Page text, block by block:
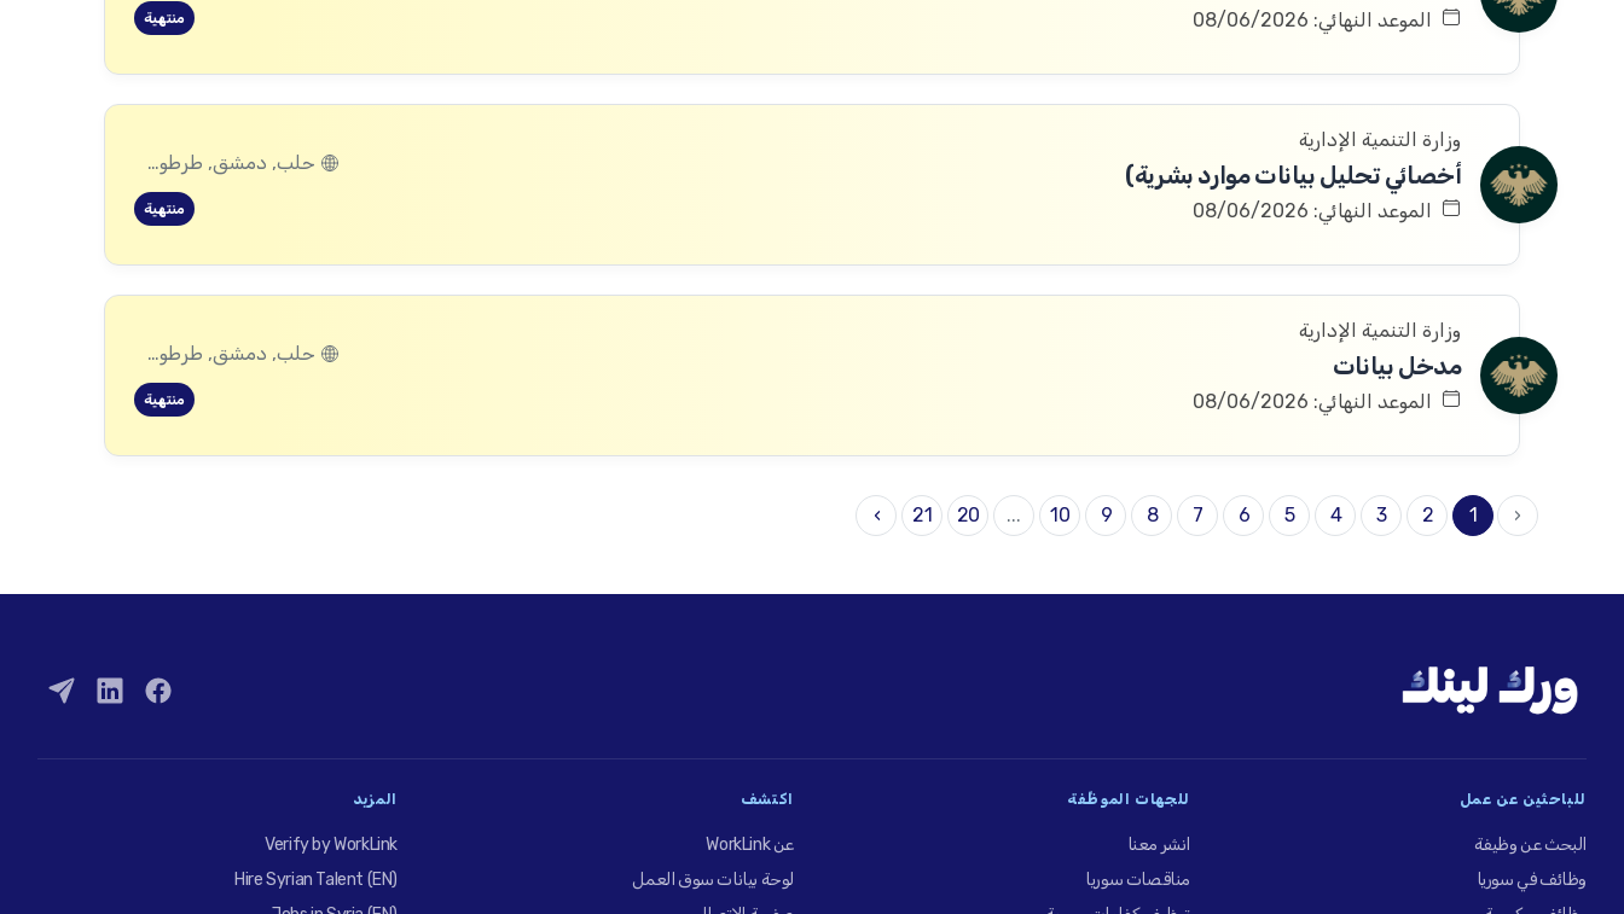
الموعد النهائي: 08/06/2026 منتهية
وزارة التنمية الإدارية
أخصائي تحليل بيانات موارد بشرية)
الموعد النهائي: 08/06/2026
حلب, دمشق, طرطوس, ريف دمشق, ديرالزور, درعا, إدلب, القنيطرة, اللاذقية, الرقة, حمص, الحسكة, حماة
منتهية
وزارة التنمية الإدارية
مدخل بيانات
الموعد النهائي: 08/06/2026
حلب, دمشق, طرطوس, ريف دمشق, ديرالزور, درعا, إدلب, القنيطرة, اللاذقية, الرقة, حمص, الحسكة, حماة
منتهية
‹
1
2
3
4
5
6
7
8
9
10
...
20
21
›
للباحثين عن عمل
البحث عن وظيفة
وظائف في سوريا
للجهات الموظِّفة
انشر معنا
مناقصات سوريا
اكتشف
عن WorkLink
لوحة بيانات سوق العمل
المزيد
Verify by WorkLink
Hire Syrian Talent (EN)